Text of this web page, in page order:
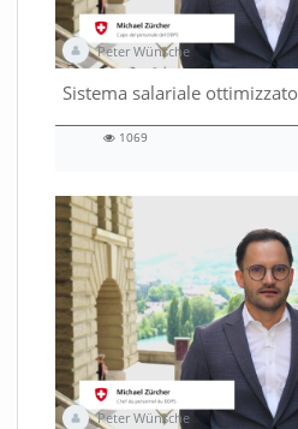
Peter Wünsche
Sistema salariale ottimizzato
00:56 duration
1069
Peter Wünsche